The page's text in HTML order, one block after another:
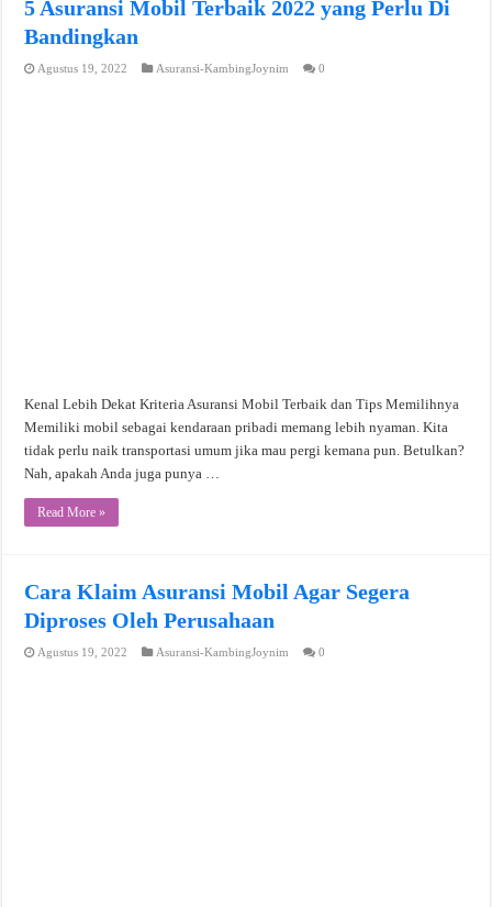
5 Asuransi Mobil Terbaik 2022 yang Perlu Di
Bandingkan
Agustus 19, 2022 Asuransi-KambingJoynim 0
Kenal Lebih Dekat Kriteria Asuransi Mobil Terbaik dan Tips Memilihnya
Memiliki mobil sebagai kendaraan pribadi memang lebih nyaman. Kita
tidak perlu naik transportasi umum jika mau pergi kemana pun. Betulkan?
Nah, apakah Anda juga punya …
Read More »
Cara Klaim Asuransi Mobil Agar Segera
Diproses Oleh Perusahaan
Agustus 19, 2022 Asuransi-KambingJoynim 0